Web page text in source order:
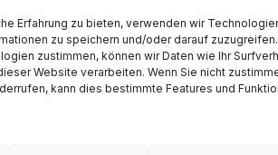
Erfahrung zu bieten, verwenden wir
zu speichern und/oder darauf zuzugreifen.
zustimmen, können wir Daten wie Ihr
Website verarbeiten. Wenn Sie nicht
kann dies bestimmte Features und